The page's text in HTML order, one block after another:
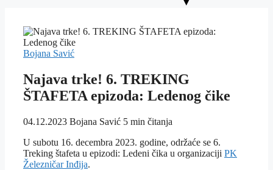
Bojana Savić
Najava trke! 6. TREKING
ŠTAFETA epizoda: Ledenog čike
04.12.2023 Bojana Savić 5 min čitanja
U subotu 16. decembra 2023. godine, održaće se 6.
Treking štafeta u epizodi: Ledeni čika u organizaciji PK
Železničar Inđija.